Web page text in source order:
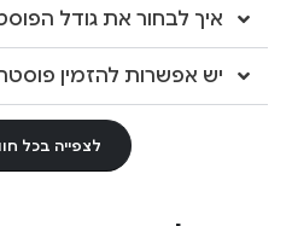
איך לבחור את גודל
יש אפשרות להזמין
לצפייה בכל